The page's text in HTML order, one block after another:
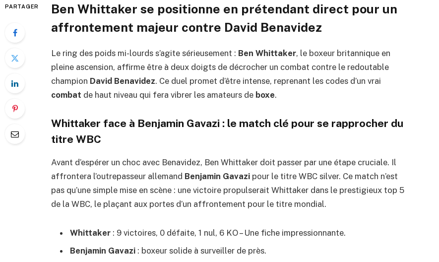
PARTAGER
Ben Whittaker se positionne en prétendant direct pour un
affrontement majeur contre David Benavidez
Le ring des poids mi-lourds s’agite sérieusement : Ben Whittaker, le boxeur britannique en
pleine ascension, affirme être à deux doigts de décrocher un combat contre le redoutable
champion David Benavidez. Ce duel promet d’être intense, reprenant les codes d’un vrai
combat de haut niveau qui fera vibrer les amateurs de boxe.
Whittaker face à Benjamin Gavazi : le match clé pour se rapprocher du
titre WBC
Avant d’espérer un choc avec Benavidez, Ben Whittaker doit passer par une étape cruciale. Il
affrontera l’outrepasseur allemand Benjamin Gavazi pour le titre WBC silver. Ce match n’est
pas qu’une simple mise en scène : une victoire propulserait Whittaker dans le prestigieux top 5
de la WBC, le plaçant aux portes d’un affrontement pour le titre mondial.
Whittaker : 9 victoires, 0 défaite, 1 nul, 6 KO – Une fiche impressionnante.
Benjamin Gavazi : boxeur solide à surveiller de près.